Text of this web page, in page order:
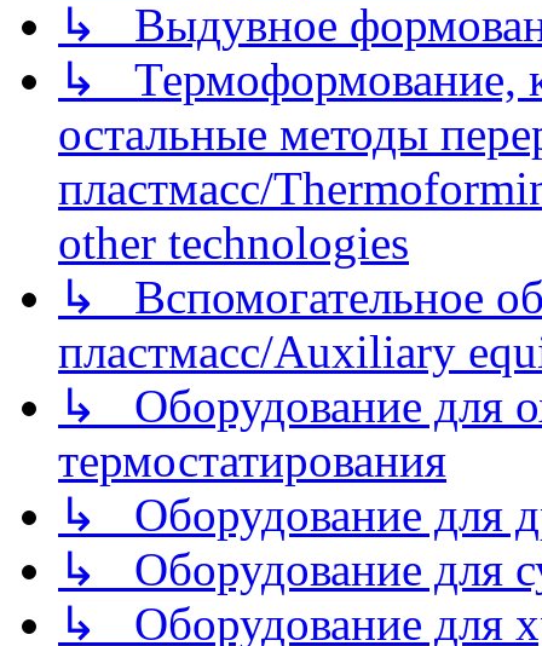
↳ Выдувное
↳ Термоформование,
остальные методы
пластмасс/
other technologies
↳ Вспомогательное
пластмасс/Auxiliary
↳ Оборудование для
термостатирования
↳ Оборудование для
↳ Оборудование для
↳ Оборудование для